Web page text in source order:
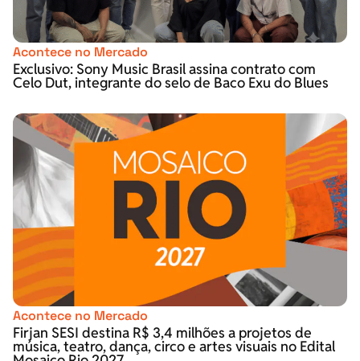
Acontece no Mercado
Exclusivo: Sony Music Brasil assina contrato com
Celo Dut, integrante do selo de Baco Exu do Blues
Acontece no Mercado
Firjan SESI destina R$ 3,4 milhões a projetos de
música, teatro, dança, circo e artes visuais no Edital